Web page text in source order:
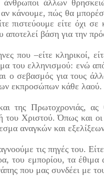
άνθρωποι άλλων
κάνουμε, πώς θα
πιστεύουμε είτε όχι
βάση για την
που –είτε κληρικοί,
του ελληνισμού: ενώ
ο σεβασμός για τους
εκπροσώπων κάθε λαού.
της Πρωτοχρονιάς,
Χριστού. Όπως και
αναγκών και
τις πηγές του.
του εμπορίου, τα
που μας συνδέει με